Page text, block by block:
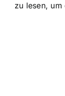
zu lesen,